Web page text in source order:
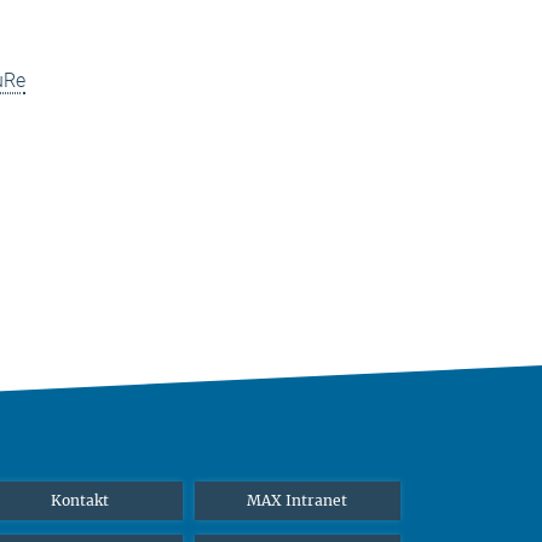
Kontakt MAX Intranet